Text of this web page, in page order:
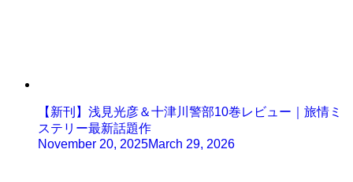
【新刊】浅見光彦＆十津川警部10巻レビュー｜旅情ミ
ステリー最新話題作
November 20, 2025March 29, 2026